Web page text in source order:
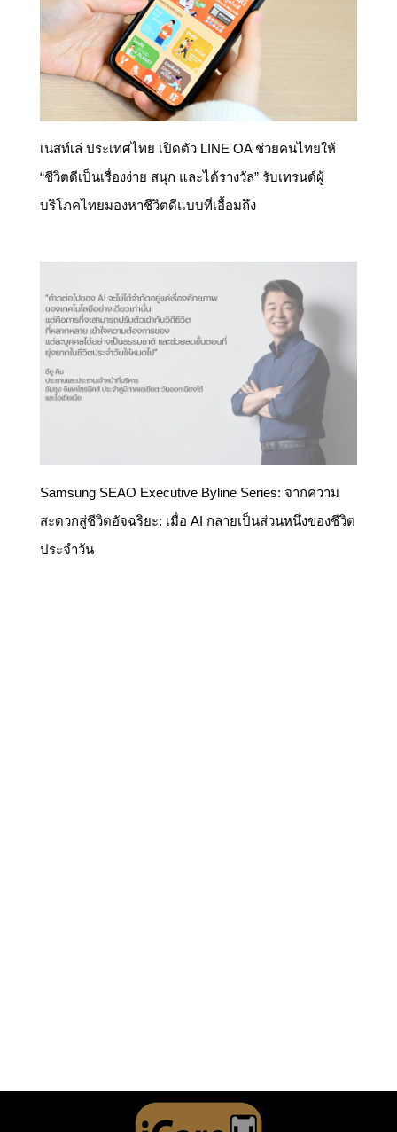
เนสท์เล่ ประเทศไทย เปิดตัว LINE OA ช่วยคนไทยให้
“ชีวิตดีเป็นเรื่องง่าย สนุก และได้รางวัล” รับเทรนด์ผู้
บริโภคไทยมองหาชีวิตดีแบบที่เอื้อมถึง
Samsung SEAO Executive Byline Series: จากความ
สะดวกสู่ชีวิตอัจฉริยะ: เมื่อ AI กลายเป็นส่วนหนึ่งของชีวิต
ประจำวัน